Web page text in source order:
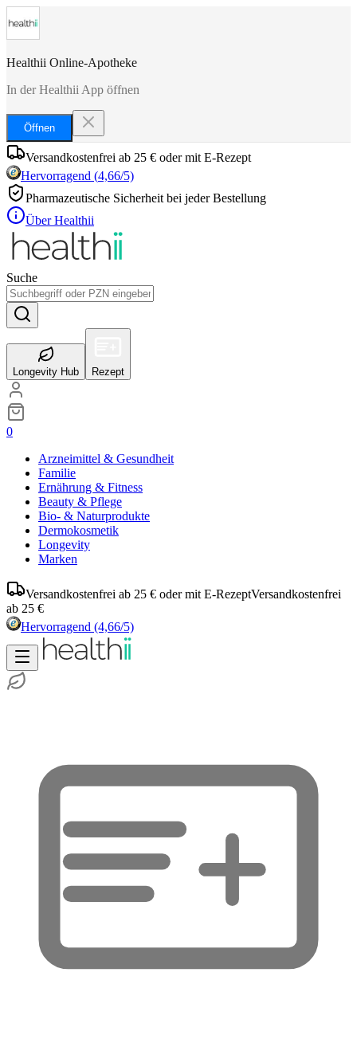
Healthii Online-Apotheke
In der Healthii App öffnen
Öffnen
Versandkostenfrei ab 25 € oder mit E-Rezept
Hervorragend (4,66/5)
Pharmazeutische Sicherheit bei jeder Bestellung
Über Healthii
Suche
Longevity Hub Rezept
0
Arzneimittel & Gesundheit
Familie
Ernährung & Fitness
Beauty & Pflege
Bio- & Naturprodukte
Dermokosmetik
Longevity
Marken
Versandkostenfrei ab 25 € oder mit E-RezeptVersandkostenfrei
ab 25 €
Hervorragend (4,66/5)